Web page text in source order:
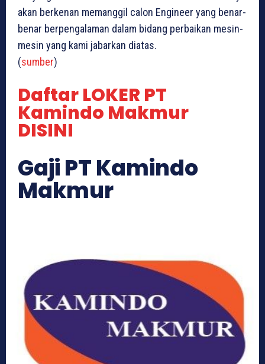
akan berkenan memanggil calon Engineer yang benar-
benar berpengalaman dalam bidang perbaikan mesin-
mesin yang kami jabarkan diatas.
(sumber)
Daftar LOKER PT
Kamindo Makmur
DISINI
Gaji PT Kamindo
Makmur